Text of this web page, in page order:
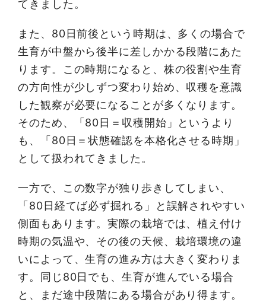
てきました。
また、80日前後という時期は、多くの場合で
生育が中盤から後半に差しかかる段階にあた
ります。この時期になると、株の役割や生育
の方向性が少しずつ変わり始め、収穫を意識
した観察が必要になることが多くなります。
そのため、「80日＝収穫開始」というより
も、「80日＝状態確認を本格化させる時期」
として扱われてきました。
一方で、この数字が独り歩きしてしまい、
「80日経てば必ず掘れる」と誤解されやすい
側面もあります。実際の栽培では、植え付け
時期の気温や、その後の天候、栽培環境の違
いによって、生育の進み方は大きく変わりま
す。同じ80日でも、生育が進んでいる場合
と、まだ途中段階にある場合があり得ます。